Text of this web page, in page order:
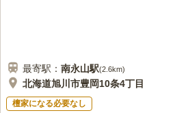
最寄駅： 南永山駅(2.6km)
北海道旭川市豊岡10条4丁目
檀家になる必要なし